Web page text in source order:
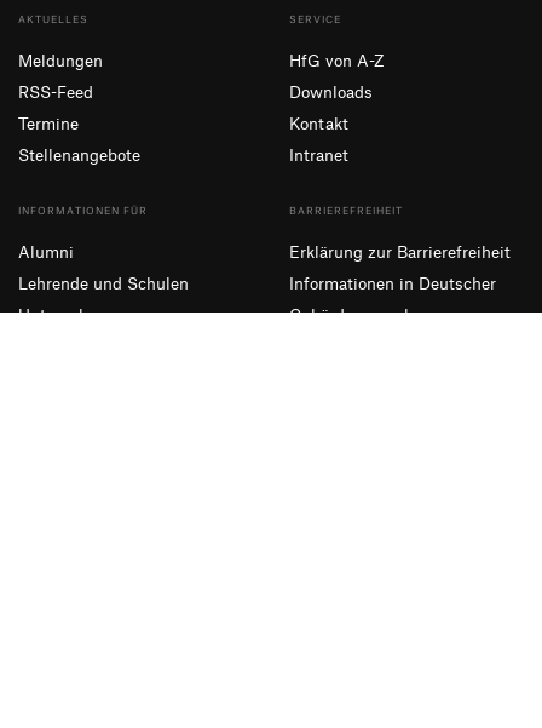
AKTUELLES
Meldungen
RSS-Feed
Termine
Stellenangebote
SERVICE
HfG von A-Z
Downloads
Kontakt
Intranet
INFORMATIONEN FÜR
Alumni
Lehrende und Schulen
Unternehmen
BARRIEREFREIHEIT
Erklärung zur Barrierefreiheit
Informationen in Deutscher
Gebärdensprache